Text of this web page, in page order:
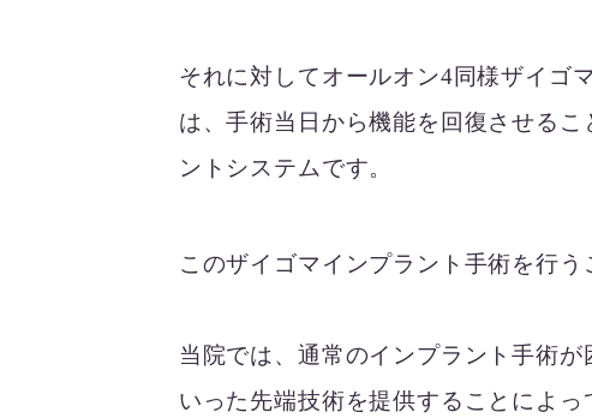
それに対してオールオン4同様ザイゴ
は、手術当日から機能を回復させるこ
ントシステムです。
このザイゴマインプラント手術を行
当院では、通常のインプラント手術
いった先端技術を提供することによ